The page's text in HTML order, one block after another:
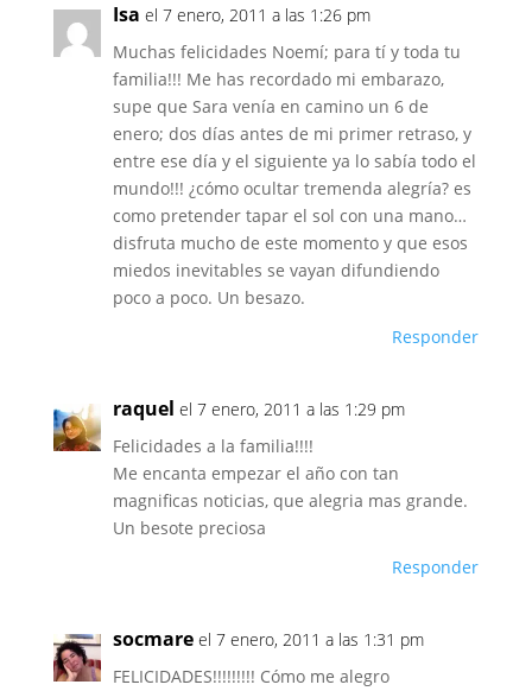
Isa el 7 enero, 2011 a las 1:26 pm
Muchas felicidades Noemí; para tí y toda tu
familia!!! Me has recordado mi embarazo,
supe que Sara venía en camino un 6 de
enero; dos días antes de mi primer retraso, y
entre ese día y el siguiente ya lo sabía todo el
mundo!!! ¿cómo ocultar tremenda alegría? es
como pretender tapar el sol con una mano…
disfruta mucho de este momento y que esos
miedos inevitables se vayan difundiendo
poco a poco. Un besazo.
Responder
raquel el 7 enero, 2011 a las 1:29 pm
Felicidades a la familia!!!!
Me encanta empezar el año con tan
magnificas noticias, que alegria mas grande.
Un besote preciosa
Responder
socmare el 7 enero, 2011 a las 1:31 pm
FELICIDADES!!!!!!!!! Cómo me alegro